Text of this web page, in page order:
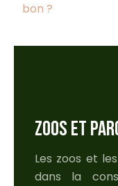
bon ?
ZOOS ET
Les zoos et
dans la